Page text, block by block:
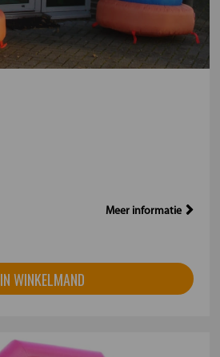
Meer informatie
IN WINKELMAND